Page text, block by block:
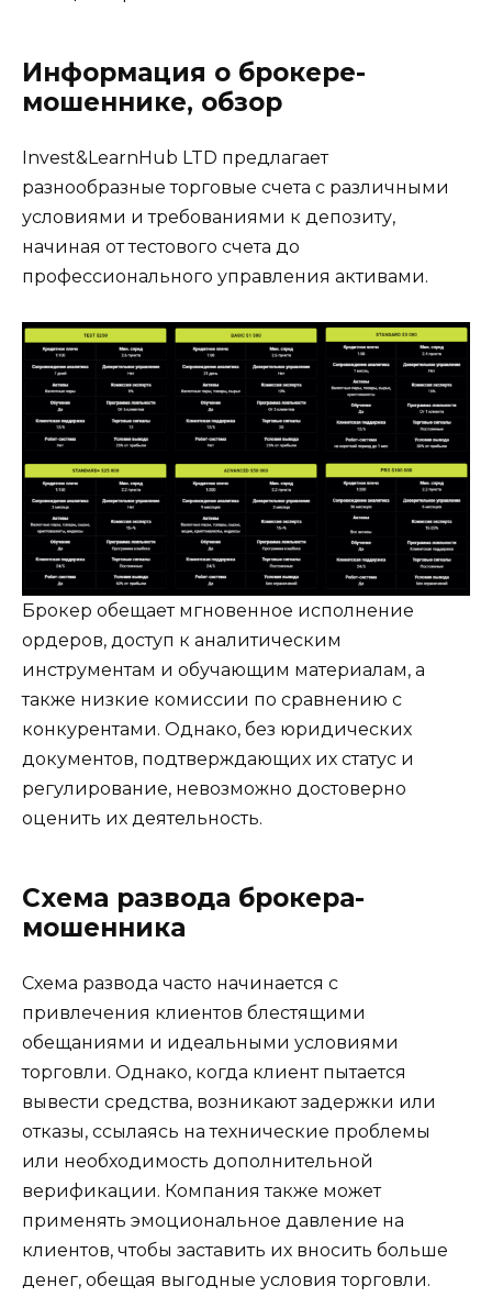
Информация о брокере-
мошеннике, обзор
Invest&LearnHub LTD предлагает
разнообразные торговые счета с различными
условиями и требованиями к депозиту,
начиная от тестового счета до
профессионального управления активами.
Брокер обещает мгновенное исполнение
ордеров, доступ к аналитическим
инструментам и обучающим материалам, а
также низкие комиссии по сравнению с
конкурентами. Однако, без юридических
документов, подтверждающих их статус и
регулирование, невозможно достоверно
оценить их деятельность.
Схема развода брокера-
мошенника
Схема развода часто начинается с
привлечения клиентов блестящими
обещаниями и идеальными условиями
торговли. Однако, когда клиент пытается
вывести средства, возникают задержки или
отказы, ссылаясь на технические проблемы
или необходимость дополнительной
верификации. Компания также может
применять эмоциональное давление на
клиентов, чтобы заставить их вносить больше
денег, обещая выгодные условия торговли.